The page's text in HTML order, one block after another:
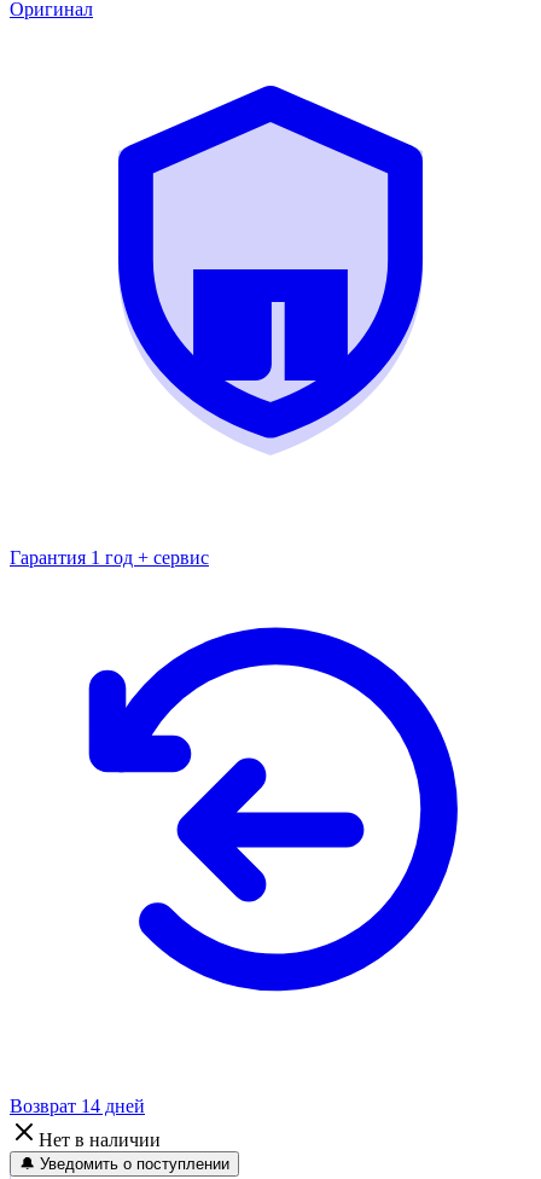
Оригинал
Гарантия 1 год + сервис
Возврат 14 дней
Нет в наличии
🔔 Уведомить о поступлении